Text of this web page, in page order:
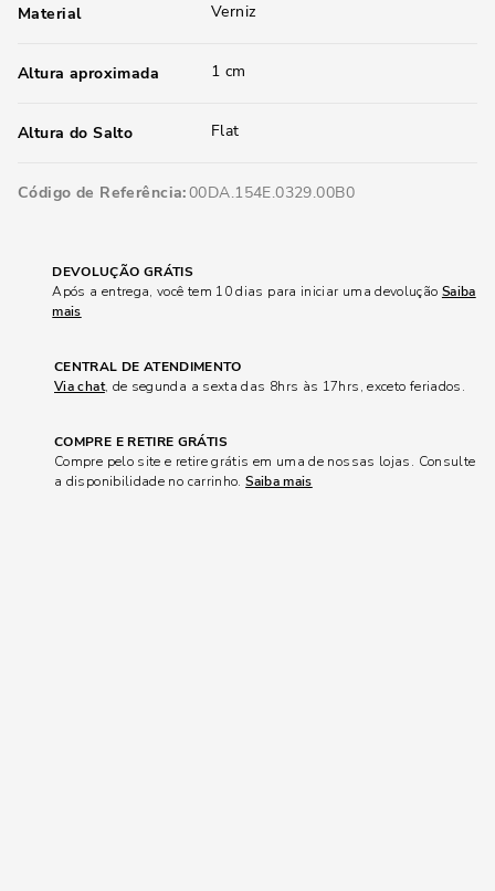
Material Verniz
Altura aproximada 1 cm
Altura do Salto Flat
Código de Referência 00DA.154E.0329.00B0
DEVOLUÇÃO GRÁTIS
Após a entrega, você tem 10 dias para iniciar uma devolução Saiba
mais
CENTRAL DE ATENDIMENTO
Via chat, de segunda a sexta das 8hrs às 17hrs, exceto feriados.
COMPRE E RETIRE GRÁTIS
Compre pelo site e retire grátis em uma de nossas lojas. Consulte
a disponibilidade no carrinho.Saiba mais